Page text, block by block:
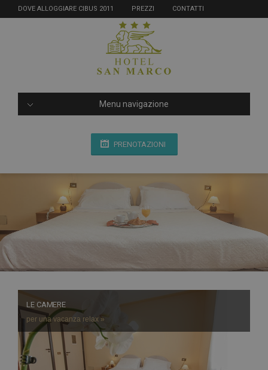
DOVE ALLOGGIARE CIBUS 2011 PREZZI CONTATTI
Menu navigazione
PRENOTAZIONI
LE CAMERE
per una vacanza relax »